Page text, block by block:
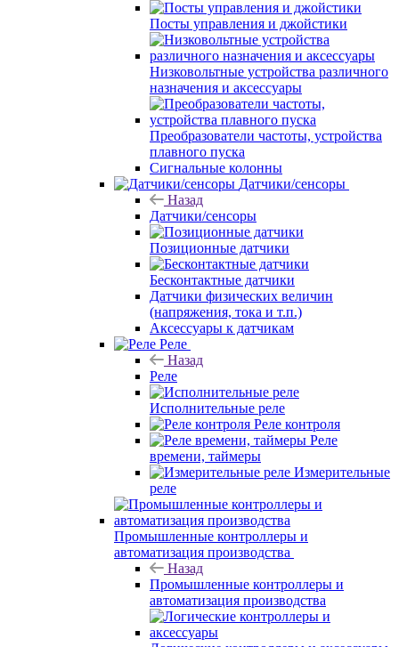
Посты управления и джойстики
Низковольтные устройства различного
назначения и аксессуары
Преобразователи частоты, устройства
плавного пуска
Сигнальные колонны
Датчики/сенсоры
Назад
Датчики/сенсоры
Позиционные датчики
Бесконтактные датчики
Датчики физических величин
(напряжения, тока и т.п.)
Аксессуары к датчикам
Реле
Назад
Реле
Исполнительные реле
Реле контроля
Реле
времени, таймеры
Измерительные
реле
Промышленные контроллеры и
автоматизация производства
Назад
Промышленные контроллеры и
автоматизация производства